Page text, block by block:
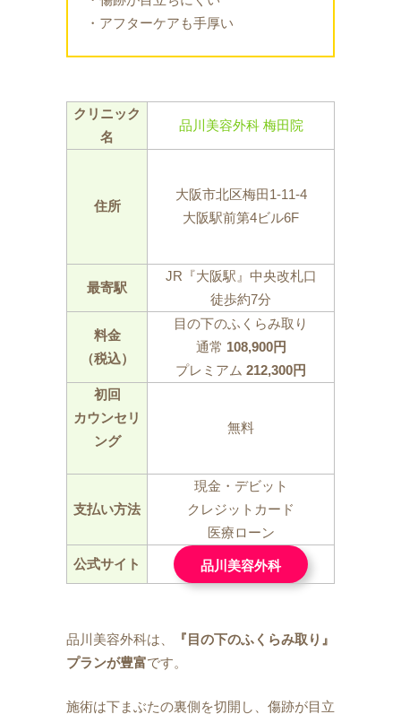
・アフターケアも手厚い
クリニック
名
品川美容外科 梅田院
住所
大阪市北区梅田1-11-4
大阪駅前第4ビル6F
最寄駅
JR『大阪駅』中央改札口
徒歩約7分
料金
（税込）
目の下のふくらみ取り
通常 108,900円
プレミアム 212,300円
初回
カウンセリ
ング
無料
支払い方法
現金・デビット
クレジットカード
医療ローン
公式サイト 品川美容外科
品川美容外科は、
『目の下のふくらみ取り』
プランが豊富です。
施術は下まぶたの裏側を切開し、傷跡が目立